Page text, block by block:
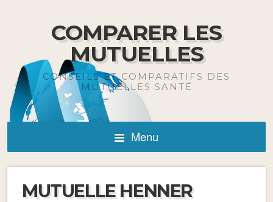
COMPARER LES
MUTUELLES
CONSEILS ET COMPARATIFS DES
MUTUELLES SANTÉ
Menu
MUTUELLE HENNER